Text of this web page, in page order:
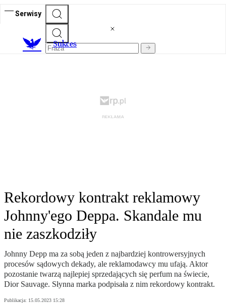
Serwisy
Sukces
Rekordowy kontrakt reklamowy
Johnny'ego Deppa. Skandale mu
nie zaszkodziły
Johnny Depp ma za sobą jeden z najbardziej kontrowersyjnych
procesów sądowych dekady, ale reklamodawcy mu ufają. Aktor
pozostanie twarzą najlepiej sprzedających się perfum na świecie,
Dior Sauvage. Słynna marka podpisała z nim rekordowy kontrakt.
Publikacja: 15.05.2023 15:28